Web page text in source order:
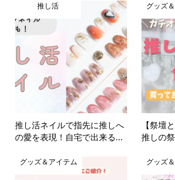
推し活
推し活ネイルで指先に推しへ
の愛を表現！自宅で出来る...
グッズ
【祭壇
推しの
グッズ＆アイテム グッズ